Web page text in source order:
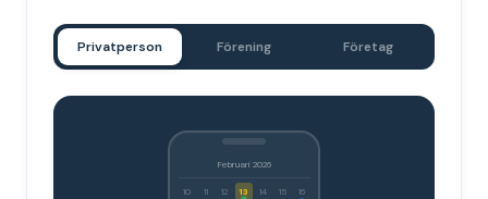
Privatperson Förening Företag
Februari 2026
10 11 12 13 14 15
16